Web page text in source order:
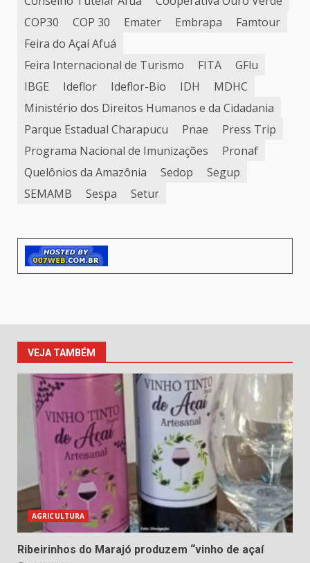
COP30
COP 30 Emater Embrapa
Famtour
Feira do Açaí Afuá
Feira Internacional de Turismo
FITA
GFlu
IBGE
Ideflor Ideflor-Bio IDH
MDHC
Ministério dos Direitos Humanos e da Cidadania
Parque Estadual Charapucu
Pnae
Press Trip
Programa Nacional de Imunizações
Pronaf
Quelônios da Amazônia
Sedop
Segup
SEMAMB
Sespa Setur
VEJA TAMBÉM
AGRICULTURA
Ribeirinhos do Marajó produzem “vinho de açaí